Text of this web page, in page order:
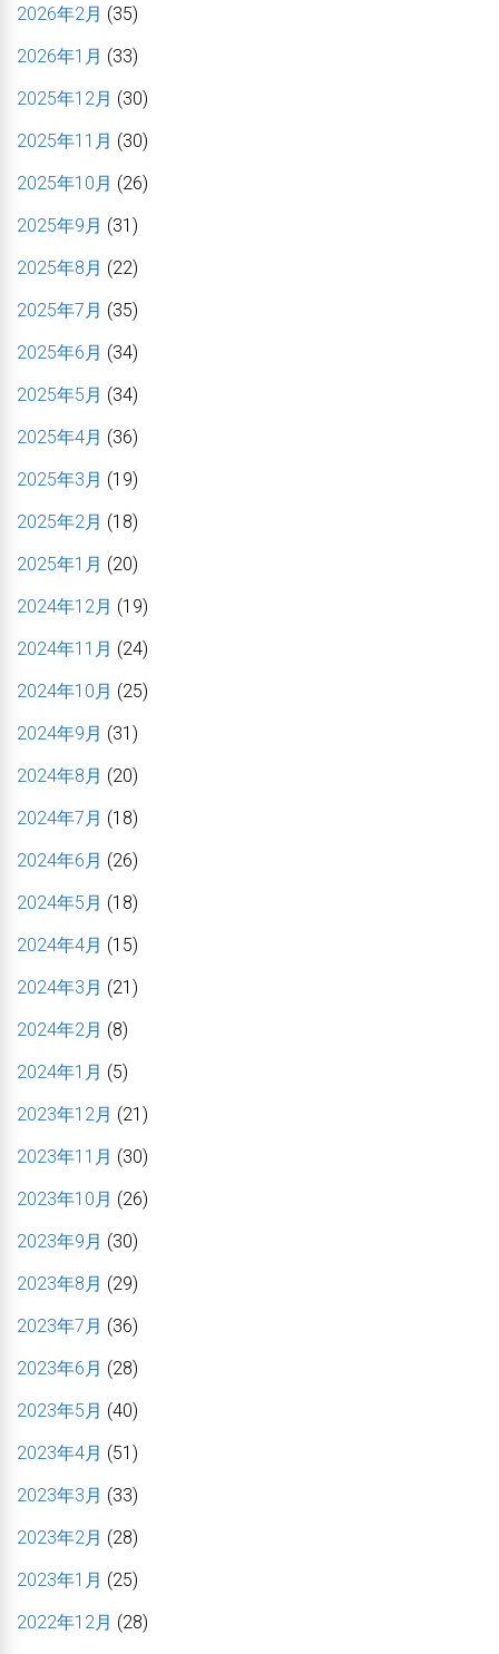
2026年2月 (35)
2026年1月 (33)
2025年12月 (30)
2025年11月 (30)
2025年10月 (26)
2025年9月 (31)
2025年8月 (22)
2025年7月 (35)
2025年6月 (34)
2025年5月 (34)
2025年4月 (36)
2025年3月 (19)
2025年2月 (18)
2025年1月 (20)
2024年12月 (19)
2024年11月 (24)
2024年10月 (25)
2024年9月 (31)
2024年8月 (20)
2024年7月 (18)
2024年6月 (26)
2024年5月 (18)
2024年4月 (15)
2024年3月 (21)
2024年2月 (8)
2024年1月 (5)
2023年12月 (21)
2023年11月 (30)
2023年10月 (26)
2023年9月 (30)
2023年8月 (29)
2023年7月 (36)
2023年6月 (28)
2023年5月 (40)
2023年4月 (51)
2023年3月 (33)
2023年2月 (28)
2023年1月 (25)
2022年12月 (28)